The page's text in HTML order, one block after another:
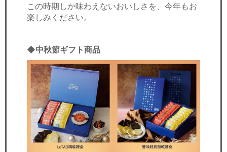
この時期しか味わえないおいしさを、今年もお
楽しみください。
◆中秋節ギフト商品